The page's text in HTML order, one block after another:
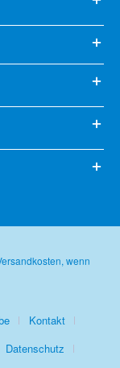
, wenn
Kontakt
Datenschutz